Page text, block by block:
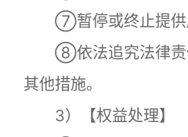
⑦暂停或终止提供
⑧依法追究法律责
其他措施。
3）【权益处理】